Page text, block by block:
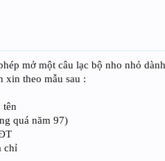
mở một câu lạc bộ nho nhỏ
xin theo mẫu sau :
tên
quá năm 97)
chỉ